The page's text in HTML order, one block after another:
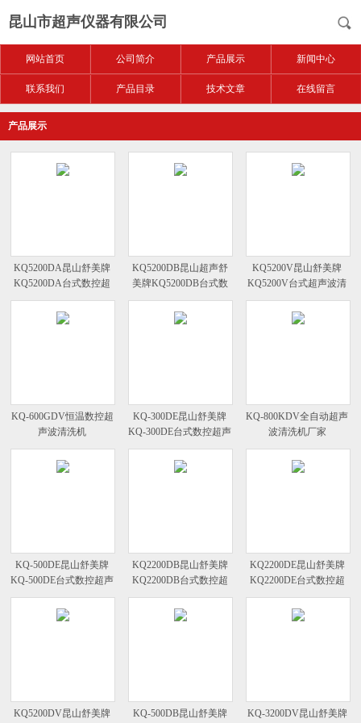
昆山市超声仪器有限公司
网站首页 公司简介 产品展示 新闻中心
联系我们 产品目录 技术文章 在线留言
产品展示
KQ5200DA昆山舒美牌
KQ5200DA台式数控超
声波清洗器
KQ5200DB昆山超声舒
美牌KQ5200DB台式数
控超声波清洗器
KQ5200V昆山舒美牌
KQ5200V台式超声波清
洗器
KQ-600GDV恒温数控超
声波清洗机
KQ-300DE昆山舒美牌
KQ-300DE台式数控超声
波清洗器
KQ-800KDV全自动超声
波清洗机厂家
KQ-500DE昆山舒美牌
KQ-500DE台式数控超声
波清洗器
KQ2200DB昆山舒美牌
KQ2200DB台式数控超
声波清洗器
KQ2200DE昆山舒美牌
KQ2200DE台式数控超
声波清洗器
KQ5200DV昆山舒美牌
KQ-500DB昆山舒美牌
KQ-3200DV昆山舒美牌